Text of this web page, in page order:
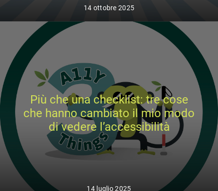
14 ottobre 2025
Più che una checklist: tre cose
che hanno cambiato il mio modo
di vedere l’accessibilità
14 luglio 2025